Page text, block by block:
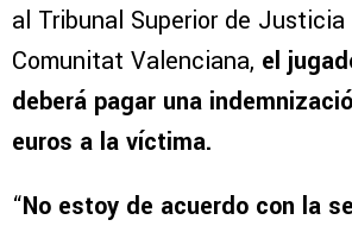
al Tribunal Superior de Justicia
Comunitat Valenciana, el
deberá pagar una
euros a la víctima.
“No estoy de acuerdo con la